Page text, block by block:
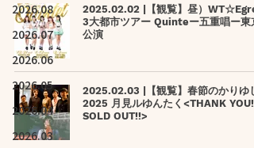
2026.08
2026.07
2026.06
2026.05
2026.04
2026.03
2025.02.02 |【観覧】昼）
3大都市ツアー Quinteー五重唱ー東
公演
2025.02.03 |【観覧】春節のかりゆし
2025 月見ルゆんたく<THANK YOU!!
SOLD OUT!!>